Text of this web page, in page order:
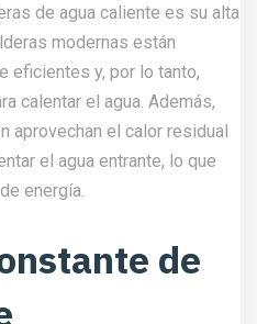
de agua caliente es su alta
modernas están
eficientes y, por lo tanto,
calentar el agua. Además,
aprovechan el calor residual
el agua entrante, lo que
energía.
de